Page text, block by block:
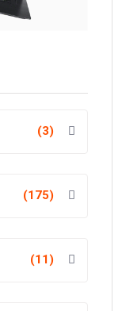
(3)
(175)
(11)